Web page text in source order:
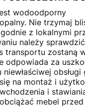
wodoodporny
Nie trzymaj
z lokalnymi
należy
transportu zostaną
odpowiada za
na montaż i
i
mebel